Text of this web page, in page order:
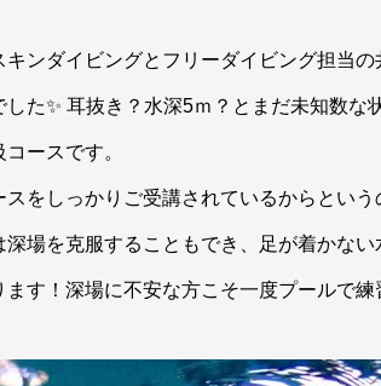
キンダイビングとフリーダイビング担当
した✨ 耳抜き？水深5ｍ？とまだ未知数な
ースです。
をしっかりご受講されているからという
深場を克服することもでき、足が着かな
ます！深場に不安な方こそ一度プールで